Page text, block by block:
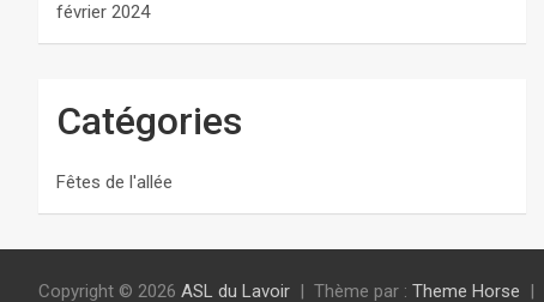
février 2024
Catégories
Fêtes de l'allée
Copyright © 2026 ASL du Lavoir Thème par : Theme Horse